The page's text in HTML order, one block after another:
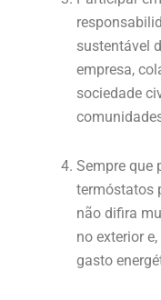
sustentável
empresa,
sociedade
Sempre que
termóstatos
não difira
no exterior
gasto